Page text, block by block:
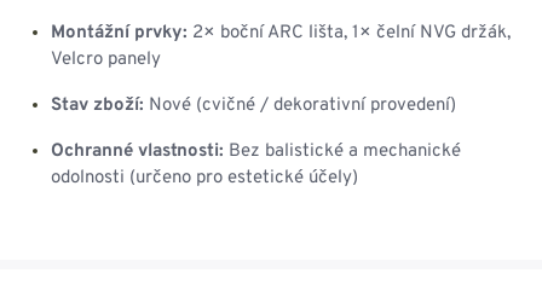
Montážní prvky: 2× boční ARC lišta, 1× čelní NVG držák,
Velcro panely
Stav zboží: Nové (cvičné / dekorativní provedení)
Ochranné vlastnosti: Bez balistické a mechanické
odolnosti (určeno pro estetické účely)